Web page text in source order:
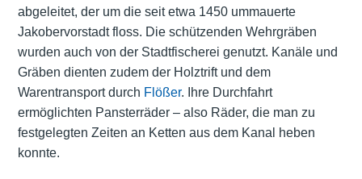
abgeleitet, der um die seit etwa 1450 ummauerte
Jakobervorstadt floss. Die schützenden Wehrgräben
wurden auch von der Stadtfischerei genutzt. Kanäle und
Gräben dienten zudem der Holztrift und dem
Warentransport durch Flößer. Ihre Durchfahrt
ermöglichten Pansterräder – also Räder, die man zu
festgelegten Zeiten an Ketten aus dem Kanal heben
konnte.